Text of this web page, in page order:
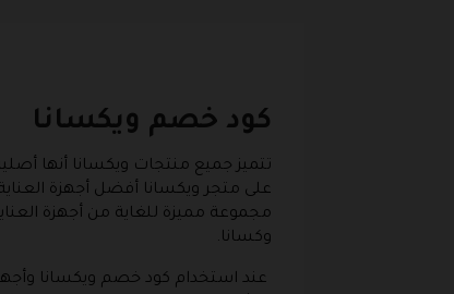
كود خصم ويكسانا
على متجر ويكسانا أفضل أجهزة
مجموعة مميزة للغاية من أجهزة
وكسانا.
عند استخدام كود خصم ويكسانا